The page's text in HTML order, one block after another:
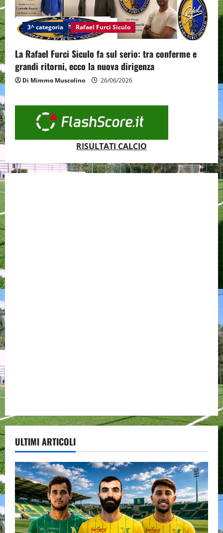
3^ categoria Rafael Furci Siculo
La Rafael Furci Siculo fa sul serio: tra conferme e
grandi ritorni, ecco la nuova dirigenza
Di Mimmo Muscolino 26/06/2026
RISULTATI CALCIO
ULTIMI ARTICOLI